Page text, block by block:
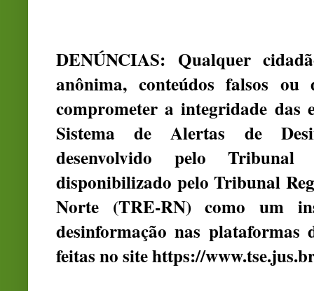
DENÚNCIAS: Qualquer
anônima, conteúdos falsos ou
comprometer a integridade das
Sistema de Alertas de
desenvolvido pelo
disponibilizado pelo Tribunal
Norte (TRE-RN) como um
desinformação nas plataformas
feitas no site https://